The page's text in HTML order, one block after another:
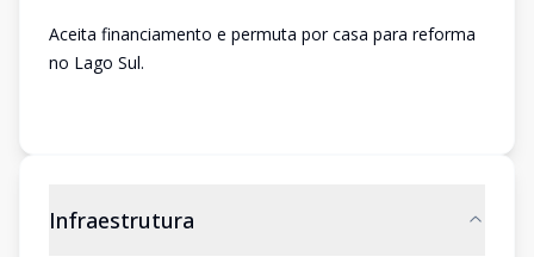
Aceita financiamento e permuta por casa para reforma
no Lago Sul.
Infraestrutura